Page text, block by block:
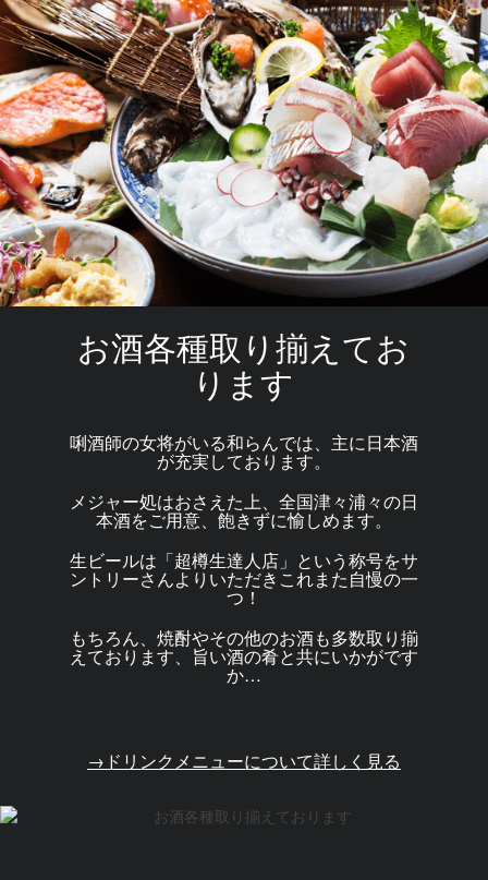
お酒各種取り揃えてお
ります
唎酒師の女将がいる和らんでは、主に日本酒
が充実しております。
メジャー処はおさえた上、全国津々浦々の日
本酒をご用意、飽きずに愉しめます。
生ビールは「超樽生達人店」という称号をサ
ントリーさんよりいただきこれまた自慢の一
つ！
もちろん、焼酎やその他のお酒も多数取り揃
えております、旨い酒の肴と共にいかがです
か…
→ドリンクメニューについて詳しく見る